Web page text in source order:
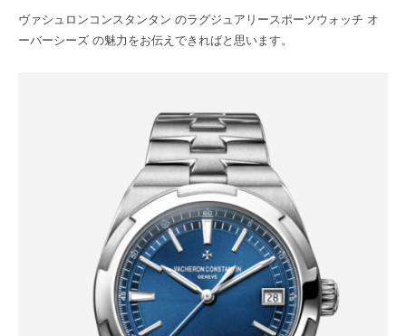
ヴァシュロンコンスタンタン のラグジュアリースポーツウォッチ オ
ーバーシーズ の魅力をお伝えできればと思います。